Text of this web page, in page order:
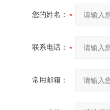
您的姓名：
联系电话：
常用邮箱：